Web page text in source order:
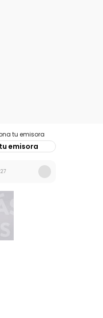
tu emisora
emisora